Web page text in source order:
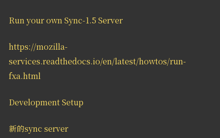
Run your own Sync-1.5 Server
https://mozilla-
services.readthedocs.io/en/latest/howtos/run-
fxa.html
Development Setup
新的sync server